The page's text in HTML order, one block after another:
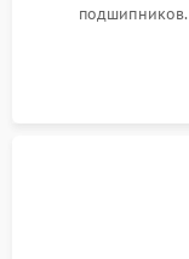
конденсатора,